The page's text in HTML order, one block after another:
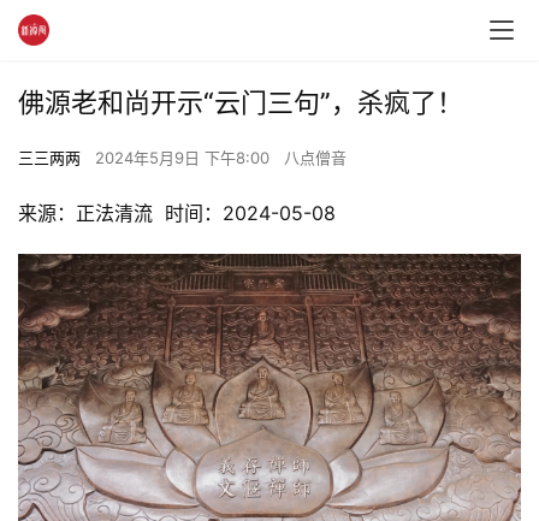
佛源老和尚开示“云门三句”，杀疯了！
三三两两 2024年5月9日 下午8:00 八点僧音
来源：正法清流  时间：2024-05-08